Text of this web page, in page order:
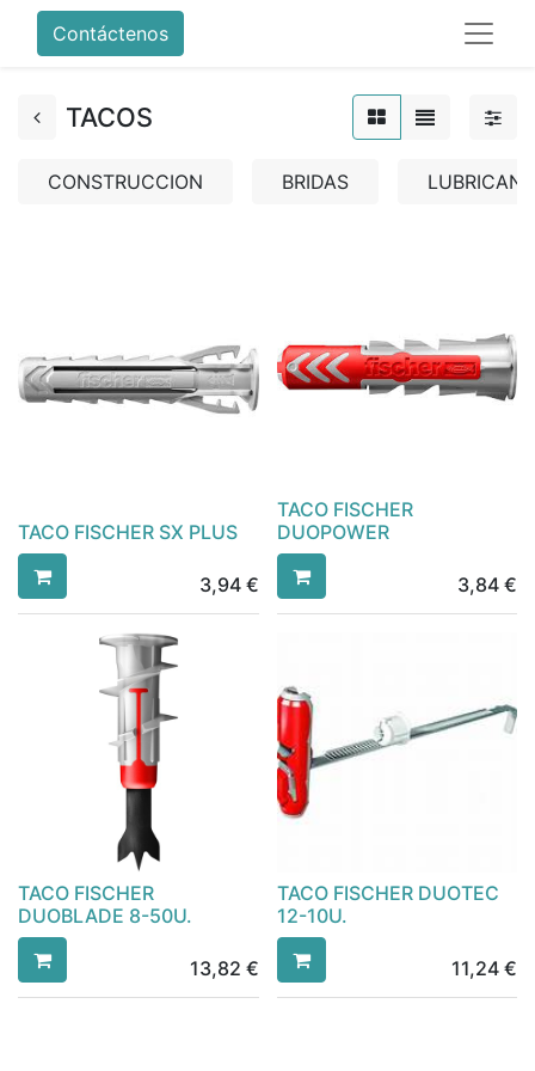
Contáctenos
TACOS
CONSTRUCCION BRIDAS
TACO FISCHER SX PLUS
3,94€
TACO FISCHER
DUOPOWER
3,84 €
TACO FISCHER
DUOBLADE 8-50U.
13,82 €
TACO FISCHER DUOTEC
12-10U.
11,24 €